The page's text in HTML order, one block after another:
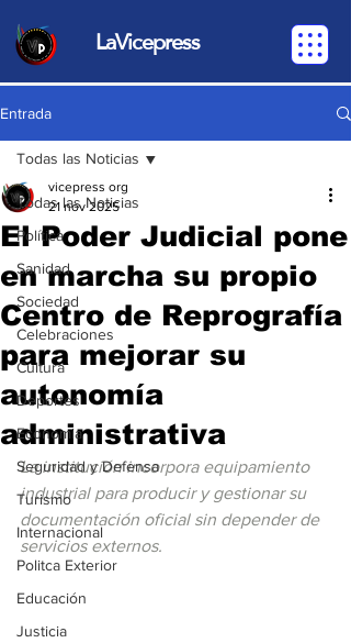
LaVicepress
Entrada
Todas las Noticias
Política
Sanidad
Sociedad
Celebraciones
Cultura
Deportes
Economia
Seguridad y Defensa
Turismo
Internacional
Politca Exterior
Educación
Justicia
Todas las Noticias
El Poder Judicial pone
en marcha su propio
Centro de Reprografía
para mejorar su
autonomía
administrativa
vicepress org
21 nov 2025
La institución incorpora equipamiento
industrial para producir y gestionar su
documentación oficial sin depender de
servicios externos.